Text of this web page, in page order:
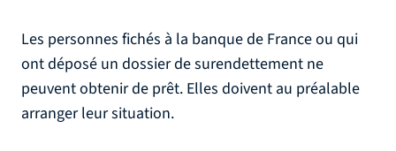
Les personnes fichés à la banque de France ou qui
ont déposé un dossier de surendettement ne
peuvent obtenir de prêt. Elles doivent au préalable
arranger leur situation.